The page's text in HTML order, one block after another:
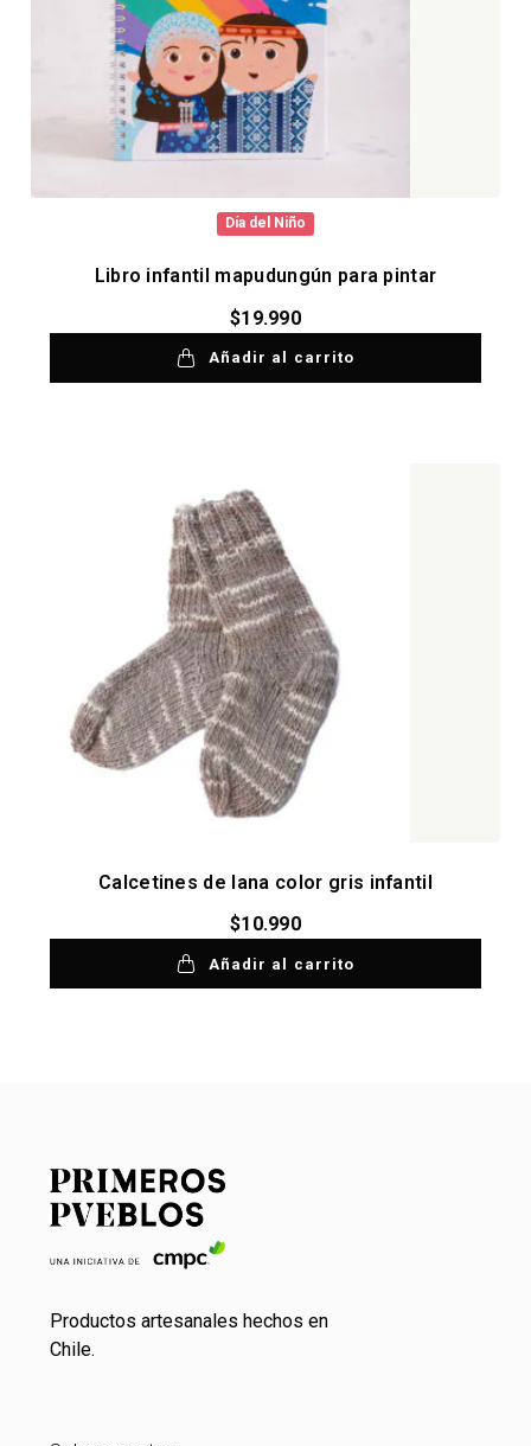
Día del Niño
Libro infantil mapudungún para pintar
$19.990
Añadir al carrito
Calcetines de lana color gris infantil
$10.990
Añadir al carrito
Productos artesanales hechos en
Chile.